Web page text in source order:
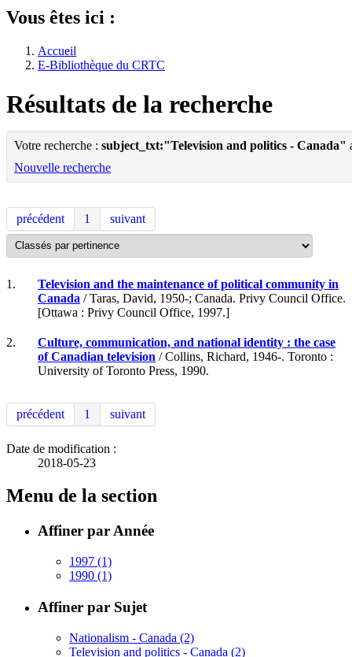
Vous êtes ici :
Accueil
E-Bibliothèque du CRTC
Résultats de la recherche
Votre recherche : subject_txt:"Television and politics - Canada"
Nouvelle recherche
précédent 1 suivant
1.
Television and the maintenance of political community in
Canada / Taras, David, 1950-; Canada. Privy Council Office.
[Ottawa : Privy Council Office, 1997.]
2.
Culture, communication, and national identity : the case
of Canadian television / Collins, Richard, 1946-. Toronto :
University of Toronto Press, 1990.
précédent 1 suivant
Date de modification :
2018-05-23
Menu de la section
Affiner par Année
1997 (1)
1990 (1)
Affiner par Sujet
Nationalism - Canada (2)
Television and politics - Canada (2)